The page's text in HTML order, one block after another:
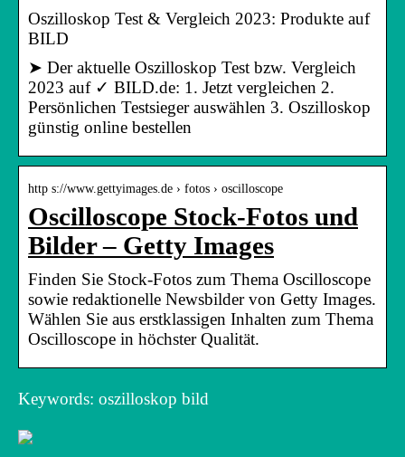
Oszilloskop Test & Vergleich 2023: Produkte auf
BILD
➤ Der aktuelle Oszilloskop Test bzw. Vergleich
2023 auf ✓ BILD.de: 1. Jetzt vergleichen 2.
Persönlichen Testsieger auswählen 3. Oszilloskop
günstig online bestellen
http s://www.gettyimages.de › fotos › oscilloscope
Oscilloscope Stock-Fotos und
Bilder – Getty Images
Finden Sie Stock-Fotos zum Thema Oscilloscope
sowie redaktionelle Newsbilder von Getty Images.
Wählen Sie aus erstklassigen Inhalten zum Thema
Oscilloscope in höchster Qualität.
Keywords: oszilloskop bild